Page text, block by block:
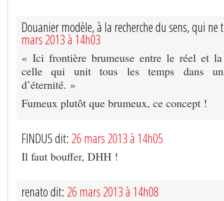
Douanier modèle, à la recherche du sens, qui
mars 2013 à 14h03
« Ici frontière brumeuse entre le réel et
celle qui unit tous les temps dans un
d’éternité. »
Fumeux plutôt que brumeux, ce concept !
FINDUS dit: 26 mars 2013 à 14h05
Il faut bouffer, DHH !
renato dit: 26 mars 2013 à 14h08